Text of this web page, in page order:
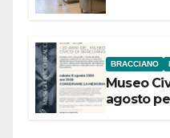
BRACCIANO
Museo
agosto